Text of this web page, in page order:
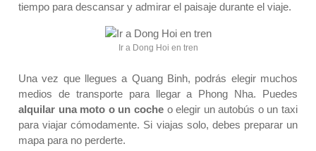
tiempo para descansar y admirar el paisaje durante el viaje.
Ir a Dong Hoi en tren
Una vez que llegues a Quang Binh, podrás elegir muchos
medios de transporte para llegar a Phong Nha. Puedes
alquilar una moto o un cocheo elegir un autobús o un taxi
para viajar cómodamente. Si viajas solo, debes preparar un
mapa para no perderte.